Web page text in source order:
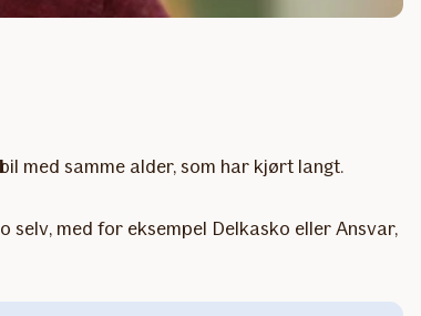
med samme alder, som har kjørt langt.
med for eksempel Delkasko eller Ansvar,